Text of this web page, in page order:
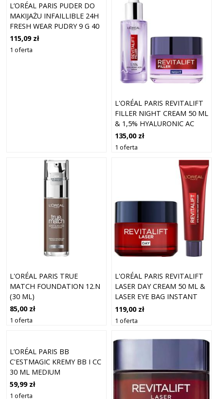
L’ORÉAL PARIS PUDER DO
MAKIJAŻU INFAILLIBLE 24H
FRESH WEAR PUDRY 9 G 40
- CASHMERE
115,09 zł
1 oferta
L'ORÉAL PARIS REVITALIFT
FILLER NIGHT CREAM 50 ML
& 1,5% HYALURONIC AC
135,00 zł
1 oferta
L'ORÉAL PARIS TRUE
MATCH FOUNDATION 12.N
(30 ML)
85,00 zł
1 oferta
L'ORÉAL PARIS REVITALIFT
LASER DAY CREAM 50 ML &
LASER EYE BAG INSTANT
119,00 zł
1 oferta
L’ORÉAL PARIS BB
C'ESTMAGIC KREMY BB I CC
30 ML MEDIUM
59,99 zł
1 oferta